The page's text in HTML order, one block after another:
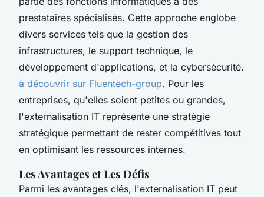
prestataires spécialisés. Cette approche englobe
divers services tels que la gestion des
infrastructures, le support technique, le
développement d'applications, et la cybersécurité.
à découvrir sur Fluentech-group. Pour les
entreprises, qu'elles soient petites ou grandes,
l'externalisation IT représente une stratégie
stratégique permettant de rester compétitives tout
en optimisant les ressources internes.
Les Avantages et Les Défis
Parmi les avantages clés, l'externalisation IT peut